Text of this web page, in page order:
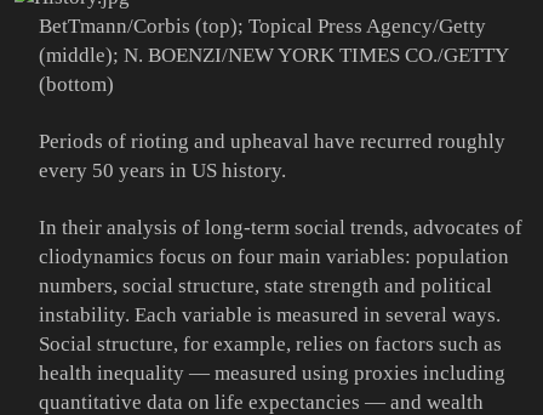
BetTmann/Corbis (top); Topical Press Agency/Getty
(middle); N. BOENZI/NEW YORK TIMES CO./GETTY
(bottom)
Periods of rioting and upheaval have recurred roughly
every 50 years in US history.
In their analysis of long-term social trends, advocates of
cliodynamics focus on four main variables: population
numbers, social structure, state strength and political
instability. Each variable is measured in several ways.
Social structure, for example, relies on factors such as
health inequality — measured using proxies including
quantitative data on life expectancies — and wealth